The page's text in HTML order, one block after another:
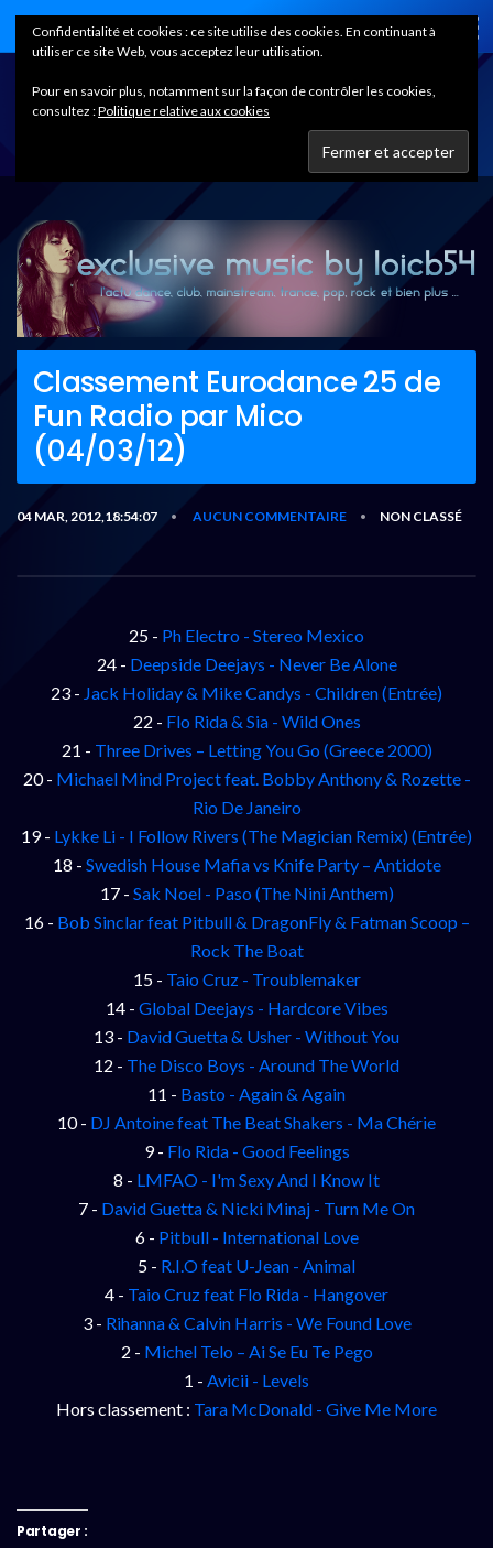
Home
Classement Eurodance 25 de
Fun Radio par Mico
(04/03/12)
04 MAR, 2012,18:54:07 • AUCUN COMMENTAIRE • NON CLASSÉ
25 - Ph Electro - Stereo Mexico
24 - Deepside Deejays - Never Be Alone
23 - Jack Holiday & Mike Candys - Children (Entrée)
22 - Flo Rida & Sia - Wild Ones
21 - Three Drives – Letting You Go (Greece 2000)
20 - Michael Mind Project feat. Bobby Anthony & Rozette -
Rio De Janeiro
19 - Lykke Li - I Follow Rivers (The Magician Remix) (Entrée)
18 - Swedish House Mafia vs Knife Party – Antidote
17 - Sak Noel - Paso (The Nini Anthem)
16 - Bob Sinclar feat Pitbull & DragonFly & Fatman Scoop –
Rock The Boat
15 - Taio Cruz - Troublemaker
14 - Global Deejays - Hardcore Vibes
13 - David Guetta & Usher - Without You
12 - The Disco Boys - Around The World
11 - Basto - Again & Again
10 - DJ Antoine feat The Beat Shakers - Ma Chérie
9 - Flo Rida - Good Feelings
8 - LMFAO - I'm Sexy And I Know It
7 - David Guetta & Nicki Minaj - Turn Me On
6 - Pitbull - International Love
5 - R.I.O feat U-Jean - Animal
4 - Taio Cruz feat Flo Rida - Hangover
3 - Rihanna & Calvin Harris - We Found Love
2 - Michel Telo – Ai Se Eu Te Pego
1 - Avicii - Levels
Hors classement : Tara McDonald - Give Me More
Partager :
Confidentialité et cookies : ce site utilise des cookies. En continuant à
utiliser ce site Web, vous acceptez leur utilisation.
Pour en savoir plus, notamment sur la façon de contrôler les cookies,
consultez :Politique relative aux cookies